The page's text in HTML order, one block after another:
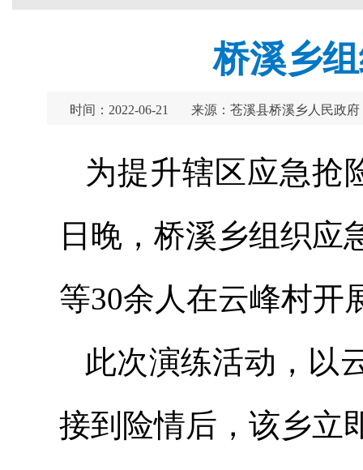
桥溪乡
时间：2022-06-21 来源：苍溪县桥溪乡人民政府
为提升辖区应急抢
日晚，桥溪乡组织应
等30余人在云峰村开
此次演练活动，以
接到险情后，该乡立